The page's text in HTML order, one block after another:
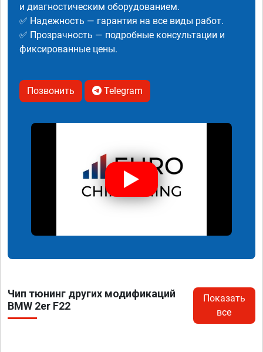
и диагностическим оборудованием.
✅ Надежность — гарантия на все виды работ.
✅ Прозрачность — подробные консультации и
фиксированные цены.
Позвонить Telegram
Чип тюнинг других модификаций
BMW 2er F22
Показать
все